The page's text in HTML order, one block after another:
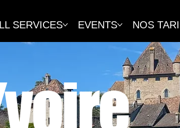
SERVICES EVENTS NOS